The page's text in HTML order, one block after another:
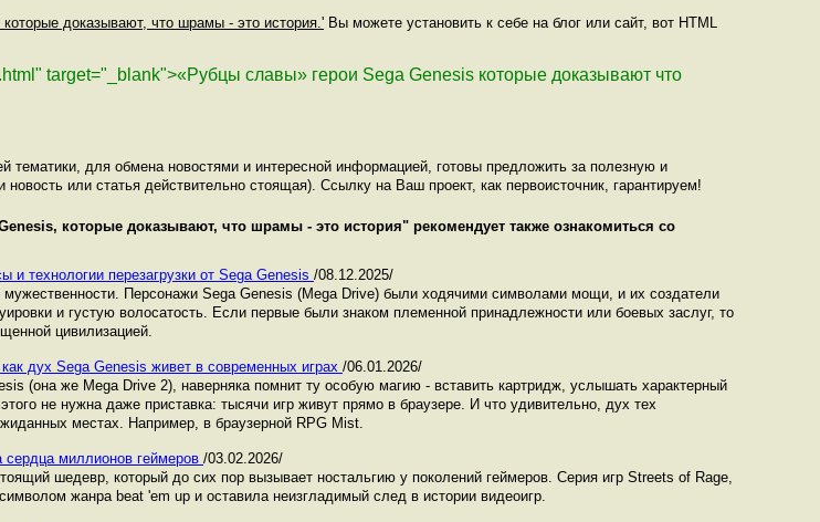
доказывают, что шрамы - это история.' Вы можете установить к себе на блог или сайт, вот HTML
target="_blank">«Рубцы славы» герои Sega Genesis которые доказывают что
тематики, для обмена новостями и интересной информацией, готовы предложить за полезную и
или статья действительно стоящая). Ссылку на Ваш проект, как первоисточник, гарантируем!
которые доказывают, что шрамы - это история" рекомендует также ознакомиться со
и технологии перезагрузки от Sega Genesis /08.12.2025/
мужественности. Персонажи Sega Genesis (Mega Drive) были ходячими символами мощи, и их создатели
и густую волосатость. Если первые были знаком племенной принадлежности или боевых заслуг, то
цивилизацией.
дух Sega Genesis живет в современных играх /06.01.2026/
(она же Mega Drive 2), наверняка помнит ту особую магию - вставить картридж, услышать характерный
не нужна даже приставка: тысячи игр живут прямо в браузере. И что удивительно, дух тех
местах. Например, в браузерной RPG Mist.
сердца миллионов геймеров /03.02.2026/
шедевр, который до сих пор вызывает ностальгию у поколений геймеров. Серия игр Streets of Rage,
жанра beat 'em up и оставила неизгладимый след в истории видеоигр.